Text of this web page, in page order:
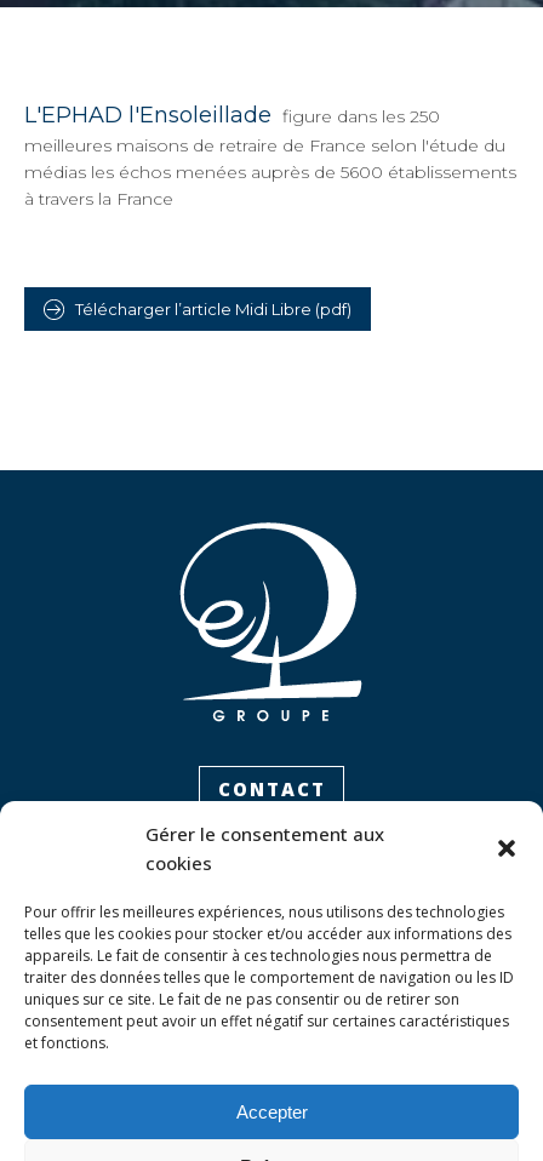
Gérer le consentement aux
cookies
Pour offrir les meilleures expériences, nous utilisons des technologies
telles que les cookies pour stocker et/ou accéder aux informations des
appareils. Le fait de consentir à ces technologies nous permettra de
traiter des données telles que le comportement de navigation ou les ID
uniques sur ce site. Le fait de ne pas consentir ou de retirer son
consentement peut avoir un effet négatif sur certaines caractéristiques
et fonctions.
Accepter
L'EPHAD l'Ensoleillade figure dans les 250
meilleures maisons de retraire de France selon l'étude du
médias les échos menées auprès de 5600 établissements
à travers la France
Télécharger l’article Midi Libre (pdf)
CONTACT
Historique
Nos valeurs
Nous suivre